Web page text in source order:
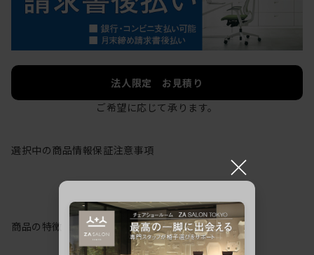
法人限定 お見積り
ご希望に応じて承ります。
選択中の商品情報保証注意事項
商品の特徴
×